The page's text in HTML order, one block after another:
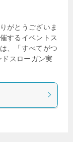
がとうございま
するイベントス
、「すべてがつ
スローガン実